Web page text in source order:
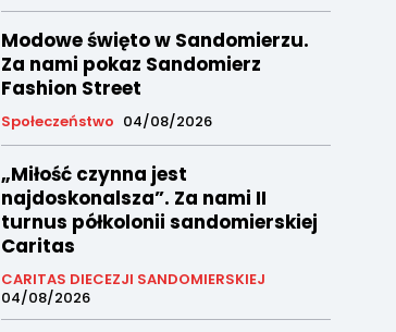
Modowe święto w Sandomierzu.
Za nami pokaz Sandomierz
Fashion Street
Społeczeństwo 04/08/2026
„Miłość czynna jest
najdoskonalsza”. Za nami II
turnus półkolonii sandomierskiej
Caritas
CARITAS DIECEZJI SANDOMIERSKIEJ
04/08/2026